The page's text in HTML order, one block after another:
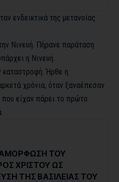
ενδεικτικά της μετανοίας
Νινευή. Πήρανε παράταση
η Νινευή.
καταστροφή. Ήρθε η
χρόνια, όταν ξαναέπεσαν
που είχαν πάρει το πρώτο
ΤΟΥ
ΧΡΙΣΤΟΥ ΩΣ
ΤΗΣ ΒΑΣΙΛΕΙΑΣ ΤΟΥ